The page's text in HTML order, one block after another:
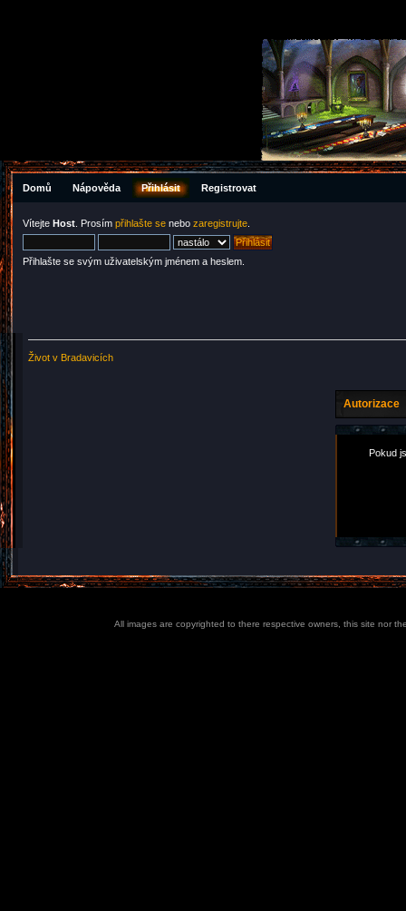
Domů Nápověda Přihlásit Registrovat
Vítejte Host . Prosím přihlašte se nebo zaregistrujte
Přihlašte se svým uživatelským jménem a heslem.
Život v Bradavicích
Autorizace
Pokud
All images are copyrighted to there respective owners, this site nor